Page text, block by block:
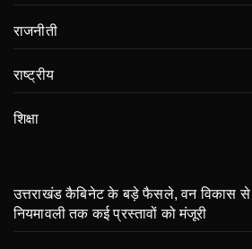
राजनीती
राष्ट्रीय
शिक्षा
उत्तराखंड कैबिनेट के बड़े फैसले, वन विकास से
नियमावली तक कई प्रस्तावों को मंजूरी